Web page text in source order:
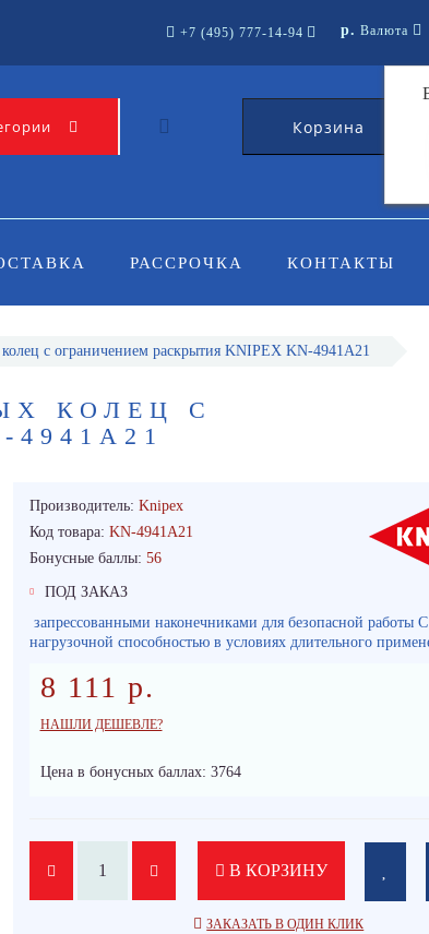
+7 (495) 777-14-94 р. Валюта
Корзина
РАССРОЧКА КОНТАКТЫ
с ограничением раскрытия KNIPEX KN-4941A21
КОЛЕЦ С
Производитель: Knipex
Код товара: KN-4941A21
Бонусные баллы: 56
ПОД ЗАКАЗ
запрессованными наконечниками для безопасной работы
нагрузочной способностью в условиях длительного
8 111 р.
НАШЛИ ДЕШЕВЛЕ?
Цена в бонусных баллах: 3764
В КОРЗИНУ
ЗАКАЗАТЬ В ОДИН КЛИК